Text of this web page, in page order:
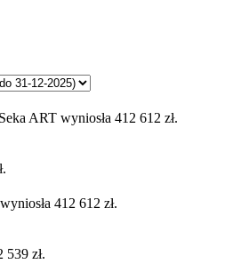
ART wyniosła 412 612 zł.
412 612 zł.
539 zł.